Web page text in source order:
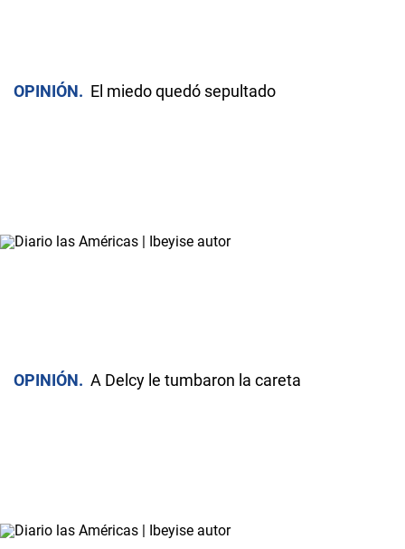
OPINIÓN El miedo quedó sepultado
OPINIÓN A Delcy le tumbaron la careta